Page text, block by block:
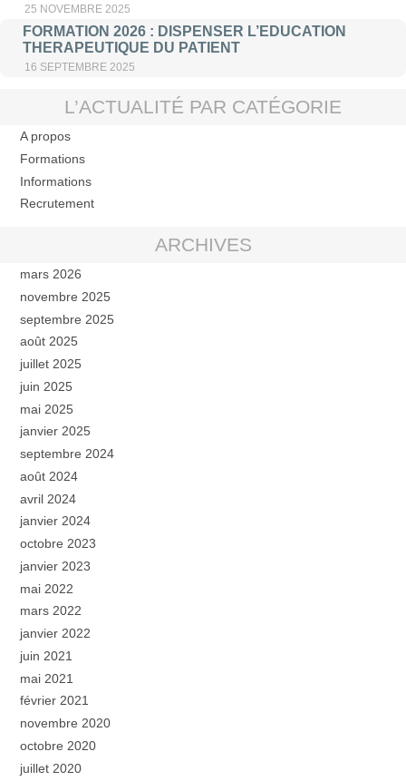
25 NOVEMBRE 2025
FORMATION 2026 : DISPENSER L’EDUCATION
THERAPEUTIQUE DU PATIENT
16 SEPTEMBRE 2025
L’ACTUALITÉ PAR CATÉGORIE
A propos
Formations
Informations
Recrutement
ARCHIVES
mars 2026
novembre 2025
septembre 2025
août 2025
juillet 2025
juin 2025
mai 2025
janvier 2025
septembre 2024
août 2024
avril 2024
janvier 2024
octobre 2023
janvier 2023
mai 2022
mars 2022
janvier 2022
juin 2021
mai 2021
février 2021
novembre 2020
octobre 2020
juillet 2020